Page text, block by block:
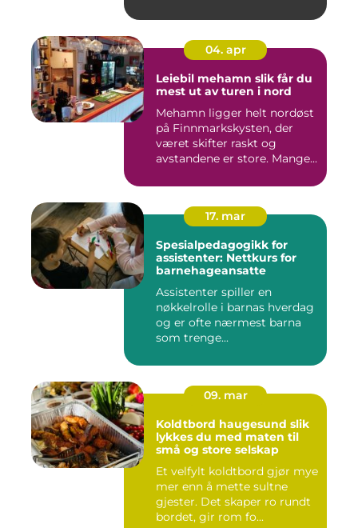
04. apr
Leiebil mehamn slik får du
mest ut av turen i nord
Mehamn ligger helt nordøst
på Finnmarkskysten, der
været skifter raskt og
avstandene er store. Mange...
17. mar
Spesialpedagogikk for
assistenter: Nettkurs for
barnehageansatte
Assistenter spiller en
nøkkelrolle i barnas hverdag
og er ofte nærmest barna
som trenge...
09. mar
Koldtbord haugesund slik
lykkes du med maten til
små og store selskap
Et velfylt koldtbord gjør mye
mer enn å mette sultne
gjester. Det skaper ro rundt
bordet, gir rom fo...